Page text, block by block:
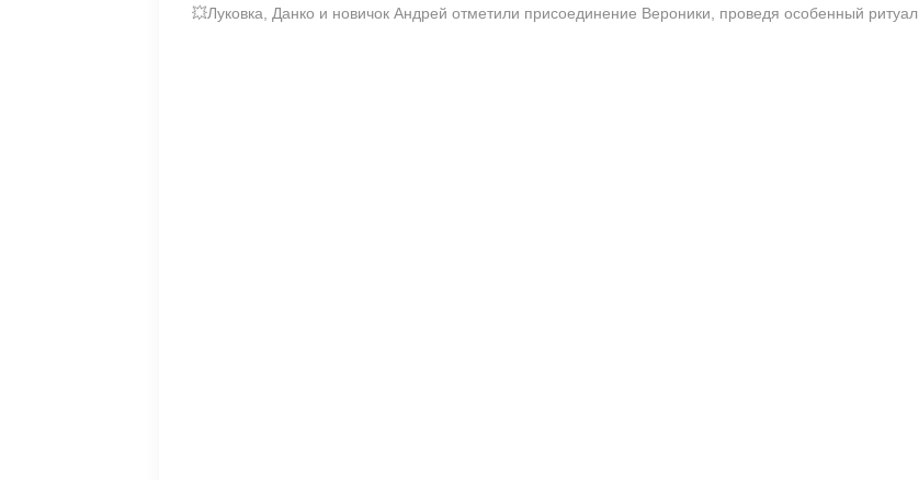
💥Луковка, Данко и новичок Андрей отметили присоединение Вероники, проведя особенный ритуал.